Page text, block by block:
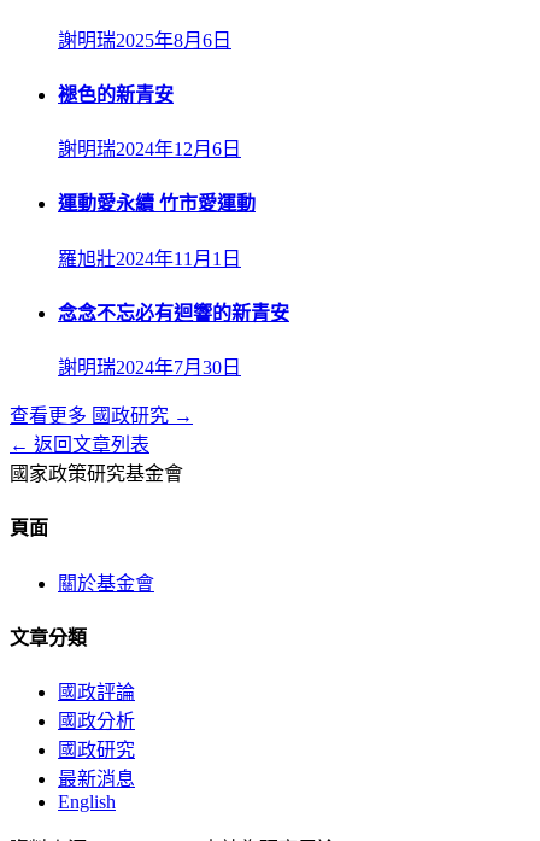
謝明瑞2025年8月6日
褪色的新青安
謝明瑞2024年12月6日
運動愛永續 竹市愛運動
羅旭壯2024年11月1日
念念不忘必有迴響的新青安
謝明瑞2024年7月30日
查看更多 國政研究 →
← 返回文章列表
國家政策研究基金會
頁面
關於基金會
文章分類
國政評論
國政分析
國政研究
最新消息
English